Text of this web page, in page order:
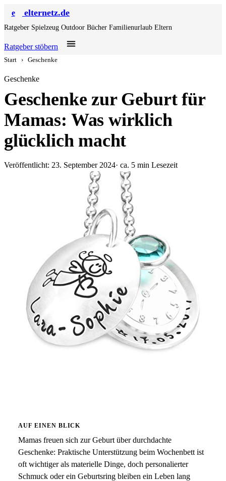
e elternetz.de
Ratgeber Spielzeug Outdoor Bücher Familienurlaub Eltern
Ratgeber stöbern
Start › Geschenke
Geschenke
Geschenke zur Geburt für
Mamas: Was wirklich
glücklich macht
Veröffentlicht: 23. September 2024· ca. 5 min Lesezeit
AUF EINEN BLICK
Mamas freuen sich zur Geburt über durchdachte
Geschenke: Praktische Unterstützung beim Wochenbett ist
oft wichtiger als materielle Dinge, doch personalierter
Schmuck oder ein Geburtsring bleiben ein Leben lang